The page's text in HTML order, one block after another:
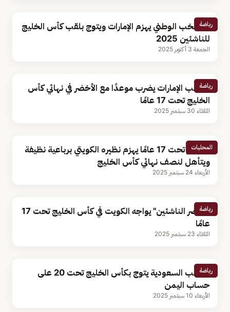
رياضة
المنتخب الوطني يهزم الإمارات ويتوج بلقب كأس الخليج
للناشئين 2025
الجمعة 3 أكتوبر 2025
رياضة
منتخب الإمارات يضرب موعدًا مع الأخضر في نهائي كأس
الخليج تحت 17 عامًا
الثلاثاء 30 سبتمبر 2025
المحليات
الأخضر تحت 17 عامًا يهزم نظيره الكويتي برباعية نظيفة
ويتأهل لنصف نهائي كأس الخليج
الأربعاء 24 سبتمبر 2025
رياضة
"أخضر الناشئين" يواجه الكويت في كأس الخليج تحت 17
عامًا
الثلاثاء 23 سبتمبر 2025
رياضة
منتخب السعودية يتوج بكأس الخليج تحت 20 على
حساب اليمن
الأربعاء 10 سبتمبر 2025